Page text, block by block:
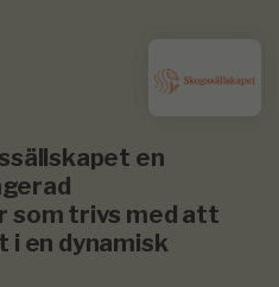
en
som trivs med att
en dynamisk